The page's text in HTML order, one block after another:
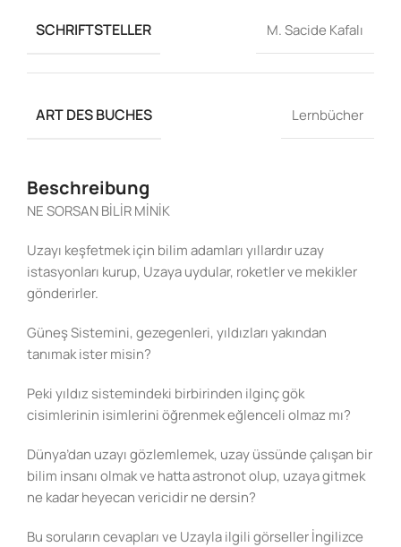
SCHRIFTSTELLER M. Sacide Kafalı
ART DES BUCHES Lernbücher
Beschreibung
NE SORSAN BİLİR MİNİK
Uzayı keşfetmek için bilim adamları yıllardır uzay
istasyonları kurup, Uzaya uydular, roketler ve mekikler
gönderirler.
Güneş Sistemini, gezegenleri, yıldızları yakından
tanımak ister misin?
Peki yıldız sistemindeki birbirinden ilginç gök
cisimlerinin isimlerini öğrenmek eğlenceli olmaz mı?
Dünya’dan uzayı gözlemlemek, uzay üssünde çalışan bir
bilim insanı olmak ve hatta astronot olup, uzaya gitmek
ne kadar heyecan vericidir ne dersin?
Bu soruların cevapları ve Uzayla ilgili görseller İngilizce